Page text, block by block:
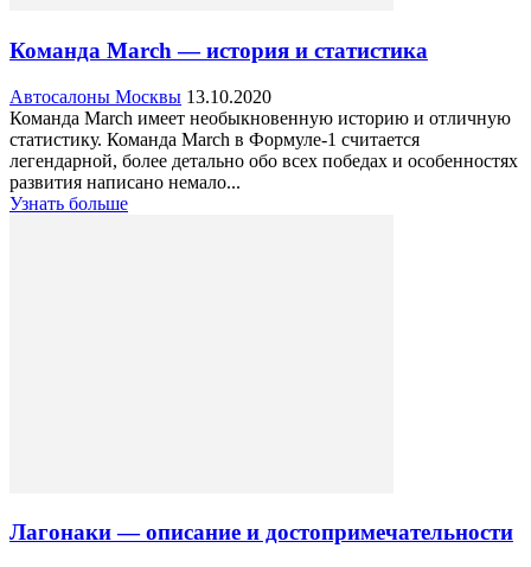
Команда March — история и статистика
Автосалоны Москвы 13.10.2020
Команда March имеет необыкновенную историю и отличную
статистику. Команда March в Формуле-1 считается
легендарной, более детально обо всех победах и особенностях
развития написано немало...
Узнать больше
Лагонаки — описание и достопримечательности